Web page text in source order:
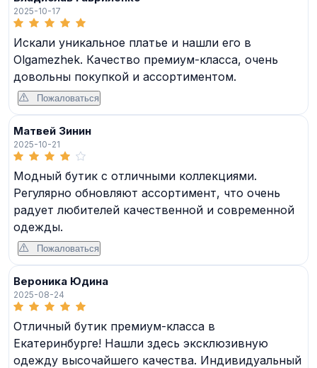
2025-10-17
Искали уникальное платье и нашли его в
Olgamezhek. Качество премиум-класса, очень
довольны покупкой и ассортиментом.
Пожаловаться
Матвей Зинин
2025-10-21
Модный бутик с отличными коллекциями.
Регулярно обновляют ассортимент, что очень
радует любителей качественной и современной
одежды.
Пожаловаться
Вероника Юдина
2025-08-24
Отличный бутик премиум-класса в
Екатеринбурге! Нашли здесь эксклюзивную
одежду высочайшего качества. Индивидуальный